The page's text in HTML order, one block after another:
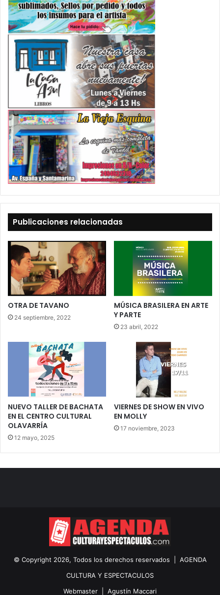
Publicaciones relacionadas
OTRA DE TAVANO
24 septiembre, 2022
MÚSICA BRASILERA EN ARTE
Y PARTE
23 abril, 2022
NUEVO TALLER DE BACHATA
EN EL CENTRO CULTURAL
OLAVARRÍA
12 mayo, 2025
VIERNES DE SHOW EN VIVO
EN MOLLY
17 noviembre, 2023
© Copyright 2026, Todos los derechos reservados | AGENDA
CULTURA Y ESPECTACULOS
Webmaster | Agustín Maccari